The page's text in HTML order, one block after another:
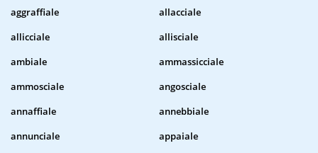
aggraffiale
allacciale
allicciale
allisciale
ambiale
ammassicciale
ammosciale
angosciale
annaffiale
annebbiale
annunciale
appaiale